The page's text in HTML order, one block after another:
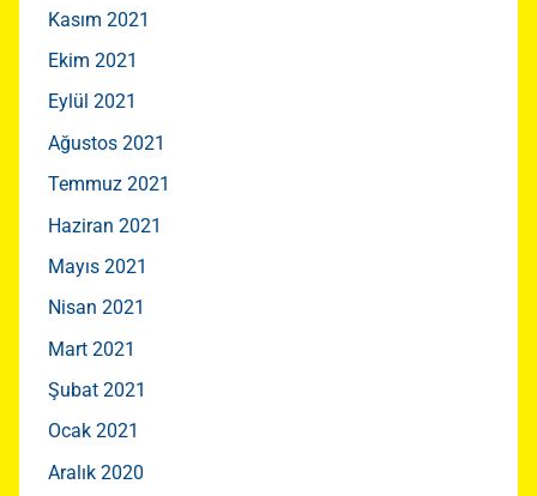
Kasım 2021
Ekim 2021
Eylül 2021
Ağustos 2021
Temmuz 2021
Haziran 2021
Mayıs 2021
Nisan 2021
Mart 2021
Şubat 2021
Ocak 2021
Aralık 2020